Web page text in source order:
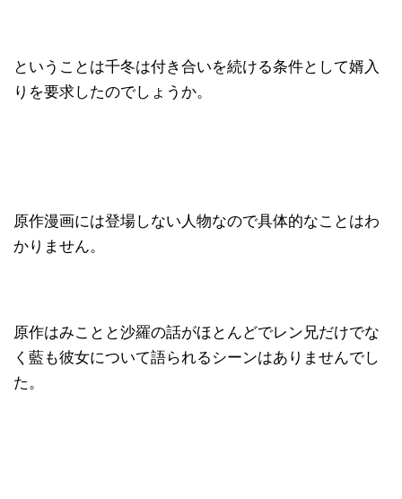
ということは千冬は付き合いを続ける条件として婿入
りを要求したのでしょうか。
原作漫画には登場しない人物なので具体的なことはわ
かりません。
原作はみことと沙羅の話がほとんどでレン兄だけでな
く藍も彼女について語られるシーンはありませんでし
た。